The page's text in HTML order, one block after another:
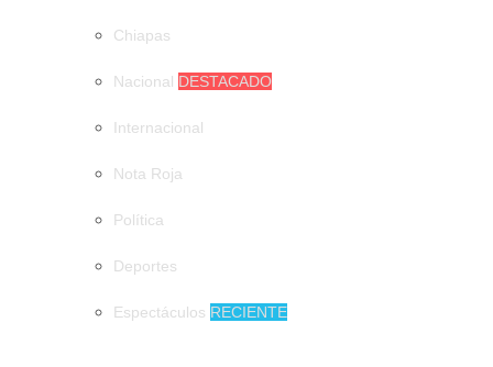
Chiapas
Nacional DESTACADO
Internacional
Nota Roja
Política
Deportes
Espectáculos RECIENTE